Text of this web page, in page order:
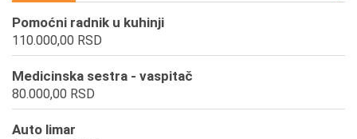
Pomoćni radnik u kuhinji
110.000,00 RSD
Medicinska sestra - vaspitač
80.000,00 RSD
Auto limar